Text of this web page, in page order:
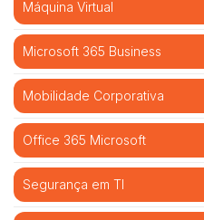
Máquina Virtual
Microsoft 365 Business
Mobilidade Corporativa
Office 365 Microsoft
Segurança em TI